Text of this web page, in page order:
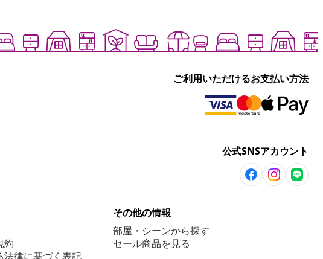
ご利用いただけるお支払い方法
公式SNSアカウント
約
法律に基づく表記
その他の情報
部屋・シーンから探す
セール商品を見る